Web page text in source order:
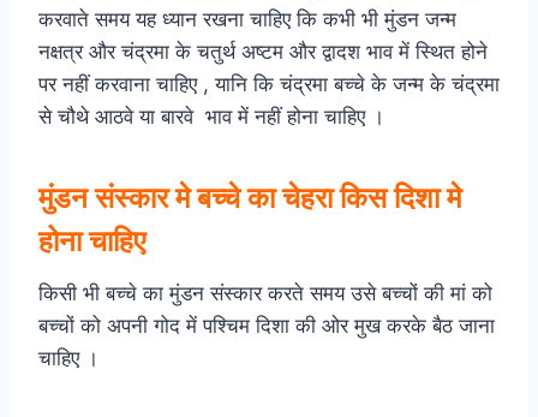
करवाते समय यह ध्यान रखना चाहिए कि कभी भी मुंडन जन्म
नक्षत्र और चंद्रमा के चतुर्थ अष्टम और द्वादश भाव में स्थित होने
पर नहीं करवाना चाहिए , यानि कि चंद्रमा बच्चे के जन्म के चंद्रमा
से चौथे आठवे या बारवे भाव में नहीं होना चाहिए ।
मुंडन संस्कार मे बच्चे का चेहरा किस दिशा मे
होना चाहिए
किसी भी बच्चे का मुंडन संस्कार करते समय उसे बच्चों की मां को
बच्चों को अपनी गोद में पश्चिम दिशा की ओर मुख करके बैठ जाना
चाहिए ।